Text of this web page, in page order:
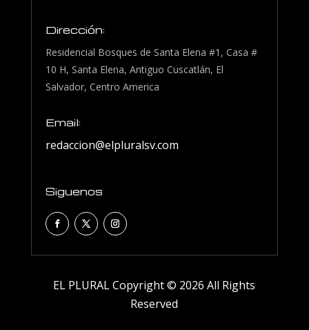
Dirección:
Residencial Bosques de Santa Elena #1, Casa #
10 H, Santa Elena, Antiguo Cuscatlán, El
Salvador, Centro America
Email:
redaccion@elpluralsv.com
Siguenos
EL PLURAL Copyright © 2026 All Rights
Reserved